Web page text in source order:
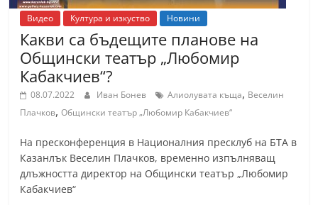
н
л
ъ
к
и
о
л
а
Видео Култура и изкуство Новини
Какви са бъдещите планове на
Общински театър „Любомир
Кабакчиев“?
08.07.2022 Иван Бонев Алиолувата къща, Веселин
Плачков,Общински театър „Любомир Кабакчиев“
На пресконференция в Националния пресклуб на БТА в
Казанлък Веселин Плачков, временно изпълняващ
длъжността директор на Общински театър „Любомир
Кабакчиев“